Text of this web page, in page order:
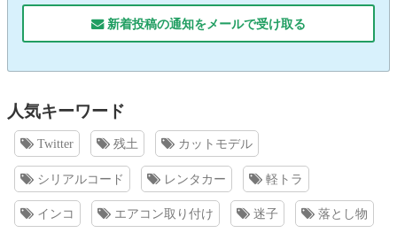
新着投稿の通知をメールで受け取る
人気キーワード
Twitter 残土 カットモデル
シリアルコード レンタカー 軽トラ
インコ エアコン取り付け 迷子 落とし物